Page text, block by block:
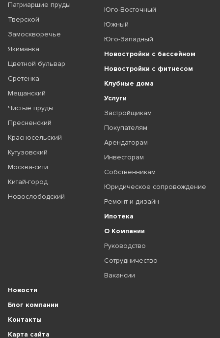
Патриаршие пруды
Тверской
Замоскворечье
Якиманка
Цветной бульвар
Сретенка
Мещанский
Чистые пруды
Пресненский
Красносельский
Кутузовский
Москва-сити
Китай-город
Новослободский
Юго-Восточный
Южный
Юго-Западный
Новостройки с бассейном
Новостройки с фитнесом
Клубные дома
Услуги
Застройщикам
Покупателям
Арендаторам
Инвесторам
Собственникам
Юридическое сопровождение
Ремонт и дизайн
Ипотека
О Компании
Руководство
Сотрудничество
Вакансии
Новости
Блог компании
Контакты
Карта сайта